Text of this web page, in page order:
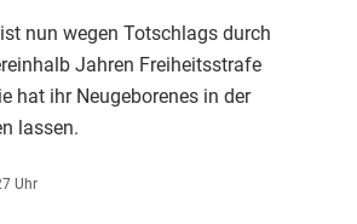
nun wegen Totschlags durch
Jahren Freiheitsstrafe
hat ihr Neugeborenes in der
lassen.
Uhr